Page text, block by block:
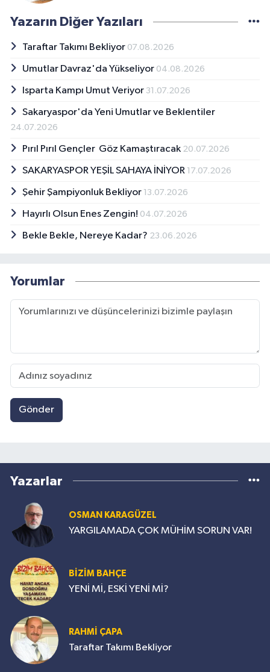
Yazarın Diğer Yazıları
Taraftar Takımı Bekliyor 07.08.2026
Umutlar Davraz'da Yükseliyor 04.08.2026
Isparta Kampı Umut Veriyor 31.07.2026
Sakaryaspor'da Yeni Umutlar ve Beklentiler
24.07.2026
Pırıl Pırıl Gençler Göz Kamaştıracak 20.07.2026
SAKARYASPOR YEŞİL SAHAYA İNİYOR 17.07.2026
Şehir Şampiyonluk Bekliyor 13.07.2026
Hayırlı Olsun Enes Zengin! 04.07.2026
Bekle Bekle, Nereye Kadar? 23.06.2026
Yorumlar
Gönder
Yazarlar
OSMAN KARAGÜZEL
YARGILAMADA ÇOK MÜHİM SORUN VAR!
BİZİM BAHÇE
YENİ Mİ, ESKİ YENİ Mİ?
RAHMİ ÇAPA
Taraftar Takımı Bekliyor